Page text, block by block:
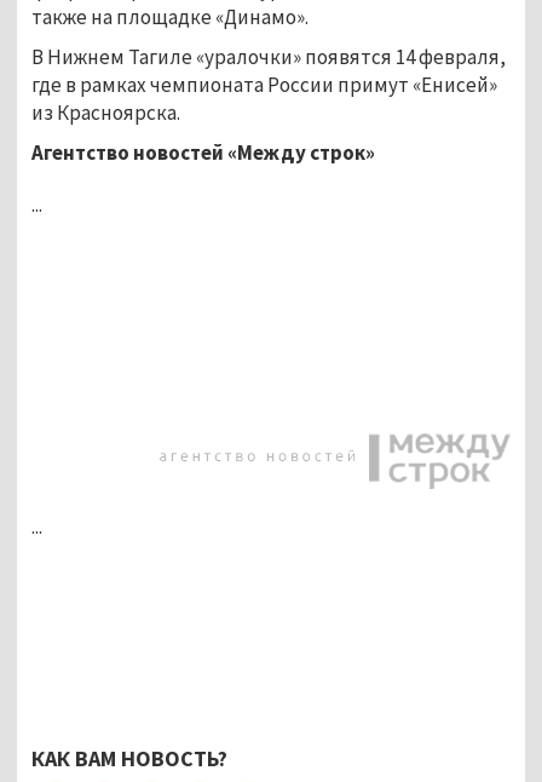
также на площадке «Динамо».
В Нижнем Тагиле «уралочки» появятся 14 февраля,
где в рамках чемпионата России примут «Енисей»
из Красноярска.
Агентство новостей «Между строк»
...
...
КАК ВАМ НОВОСТЬ?